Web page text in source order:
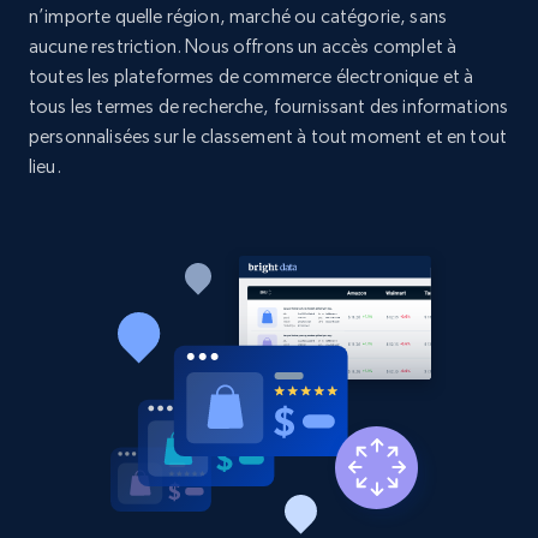
2.1K+ 375+ Commencer
Etsy
price, and more.
1.9K+
Etsy - Collect data on products using
specified keywords
URL, Product id, Listing inventory id, Title, Rating,
n’importe quelle région, marché ou catégorie, sans
aucune restriction. Nous offrons un accès complet à
toutes les plateformes de commerce électronique et à
tous les termes de recherche, fournissant des informations
personnalisées sur le classement à tout moment et en tout
lieu.